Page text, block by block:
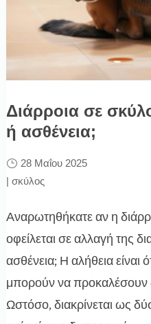
Διάρροια σε
ή ασθένεια;
28 Μαΐου 2025
| σκύλος
Αναρωτηθήκατε αν η
οφείλεται σε αλλαγή της
ασθένεια; Η αλήθεια είναι
μπορούν να προκαλέσουν
Ωστόσο, διακρίνεται ως